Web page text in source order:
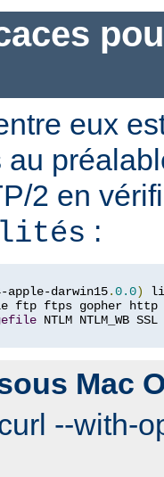
eux
2 en
:
apple-darwin15.0.0)
ftps gopher http
NTLM NTLM_WB
Mac
--with-